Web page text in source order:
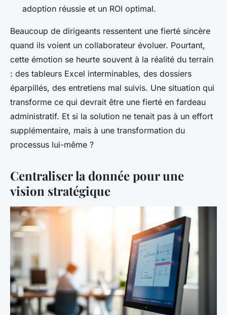
adoption réussie et un ROI optimal.
Beaucoup de dirigeants ressentent une fierté sincère
quand ils voient un collaborateur évoluer. Pourtant,
cette émotion se heurte souvent à la réalité du terrain
: des tableurs Excel interminables, des dossiers
éparpillés, des entretiens mal suivis. Une situation qui
transforme ce qui devrait être une fierté en fardeau
administratif. Et si la solution ne tenait pas à un effort
supplémentaire, mais à une transformation du
processus lui-même ?
Centraliser la donnée pour une
vision stratégique